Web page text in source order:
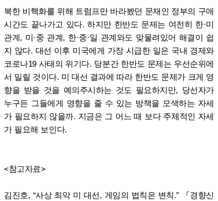
북한 비핵화를 위해 트럼프만 바라봤던 문재인 정부의 구애
시간도 끝나가고 있다. 하지만 한반도 문제는 여전히 한·미
관계, 미·중 관계, 한·중·일 관계와도 맞물려있어 해결이 쉽
지 않다. 대선 이후 미국에게 가장 시급한 일은 국내 경제와
코로나19 사태의 위기다. 당분간 한반도 문제는 우선순위에
서 밀릴 것이다. 미 대선 결과에 따라 한반도 문제가 크게 영
향을 받을 것을 예의주시하는 것도 필요하지만, 당선자가
누구든 그들에게 영향을 줄 수 있는 방책을 모색하는 자세
가 필요하지 않을까. 지금은 그 어느 때 보다 주체적인 자세
가 필요해 보인다.
<참고자료>
김진호, “사상 최악 미 대선, 게임의 법칙은 변칙.” 『경향신